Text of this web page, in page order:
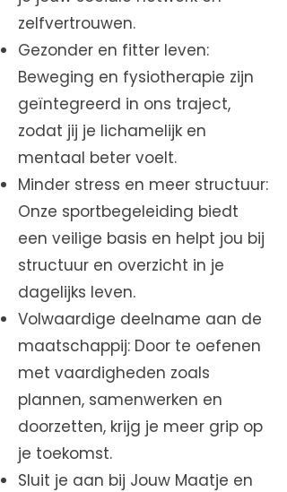
zelfvertrouwen.
Gezonder en fitter leven:
Beweging en fysiotherapie zijn
geïntegreerd in ons traject,
zodat jij je lichamelijk en
mentaal beter voelt.
Minder stress en meer structuur:
Onze sportbegeleiding biedt
een veilige basis en helpt jou bij
structuur en overzicht in je
dagelijks leven.
Volwaardige deelname aan de
maatschappij: Door te oefenen
met vaardigheden zoals
plannen, samenwerken en
doorzetten, krijg je meer grip op
je toekomst.
Sluit je aan bij Jouw Maatje en